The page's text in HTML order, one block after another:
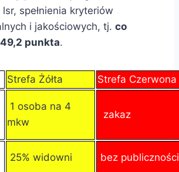
spełnienia kryteriów
i jakościowych, tj. co
punkta.
Strefa Żółta
Strefa Czerwona
1 osoba na 4
mkw
zakaz
25% widowni bez publiczności